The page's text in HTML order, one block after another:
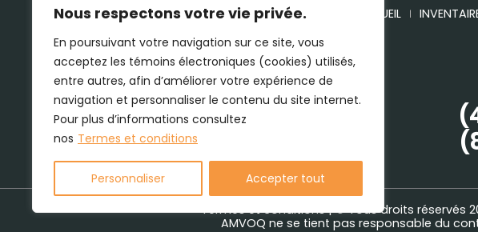
Nous respectons votre vie privée.
En poursuivant votre navigation sur ce site, vous
acceptez les témoins électroniques (cookies) utilisés,
entre autres, afin d’améliorer votre expérience de
navigation et personnaliser le contenu du site internet.
Pour plus d’informations consultez
nos Termes et conditions
Personnaliser Accepter tout
ACCUEIL
Termes et conditions| © Tous droits réservés
AMVOQ ne se tient pas responsable du